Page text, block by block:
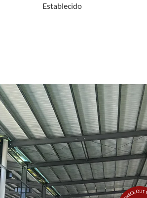
Establecido